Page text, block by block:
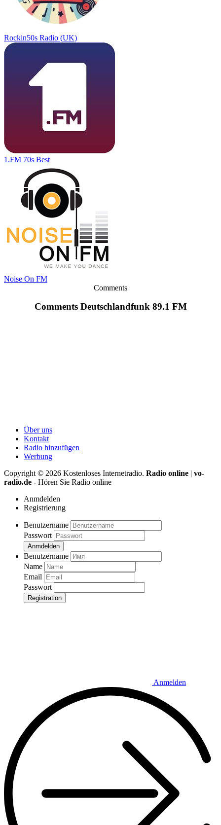
Rockin50s Radio (UK)
1.FM 70s Best
Noise On FM
Comments
Comments Deutschlandfunk 89.1 FM
Über uns
Kontakt
Radio hinzufügen
Werbung
Copyright © 2026 Kostenloses Internetradio. Radio online | vo-
radio.de - Hören Sie Radio online
Anmdelden
Registrierung
Benutzername
Passwort
Anmdelden
Benutzername
Name
Email
Passwort
Registration
Anmelden